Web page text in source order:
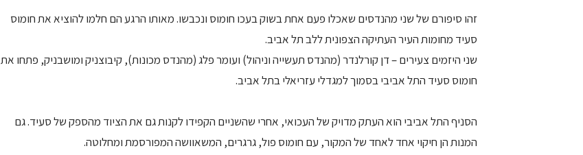
זהו סיפורם של שני מהנדסים שאכלו פעם אחת בשוק בעכו חומוס ונכבשו. מאותו הרגע הם חלמו להוציא את חומוס
סעיד מחומות העיר העתיקה הצפונית ללב תל אביב.
שני היזמים צעירים – דן קורלנדר (מהנדס תעשייה וניהול) ועומר פלג (מהנדס מכונות), קיבוצניק ומושבניק, פתחו את
חומוס סעיד התל אביבי בסמוך למגדלי עזריאלי בתל אביב.
הסניף התל אביבי הוא העתק מדויק של העכואי, אחרי שהשניים הקפידו לקנות גם את הציוד מהספק של סעיד. גם
המנות הן חיקוי אחד לאחד של המקור, עם חומוס פול, גרגרים, המשאוושה המפורסמת ומחלוטה.